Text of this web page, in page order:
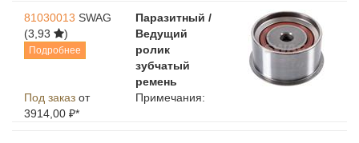
81030013 SWAG
(3,93
)
Подробнее
Паразитный /
Ведущий
ролик
зубчатый
ремень
Под заказ от
3914,00 ₽*
Примечания: